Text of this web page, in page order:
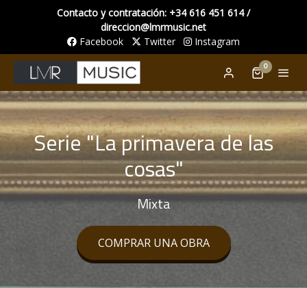
Contacto y contratación: +34 616 451 614 /
direccion@lmrmusic.net
Facebook
Twitter Instagram
0
Serie "La primavera de las
cosas"
Mixta
COMPRAR UNA OBRA